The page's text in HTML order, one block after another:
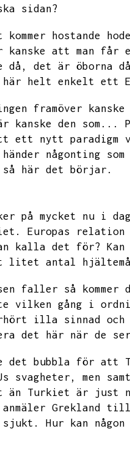
sidan?
kommer hostande
kanske att man får
då, det är öborna
helt enkelt ett
framöver
kanske den som...
nytt paradigm
händer någonting
så här det börjar.
på mycket nu i
Europas
kalla det för?
litet antal
faller så
vilken gång i
illa sinnad
det här när de
det bubbla för att
svagheter,
men
Turkiet är just
anmäler
Hur kan